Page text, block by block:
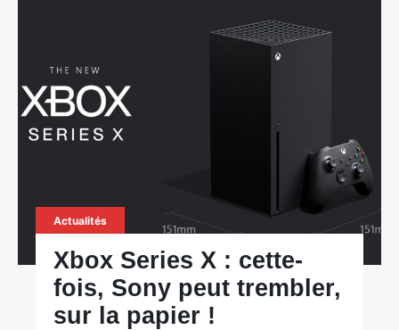
Actualités
Xbox Series X : cette-
fois, Sony peut trembler,
sur la papier !